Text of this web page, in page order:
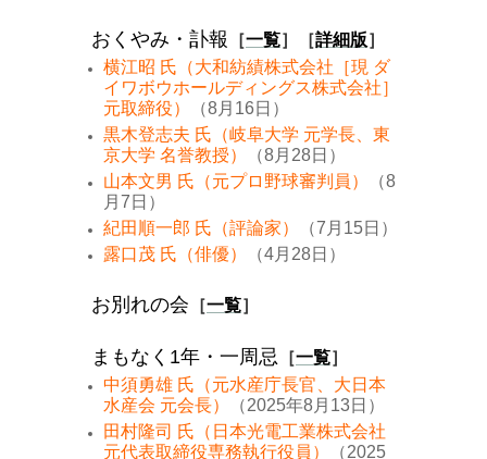
おくやみ・訃報 ［一覧］［詳細版］
横江昭 氏（大和紡績株式会社［現 ダ
イワボウホールディングス株式会社］
元取締役）
（8月16日）
黒木登志夫 氏（岐阜大学 元学長、東
京大学 名誉教授）
（8月28日）
山本文男 氏（元プロ野球審判員）
（8
月7日）
紀田順一郎 氏（評論家）
（7月15日）
露口茂 氏（俳優）
（4月28日）
お別れの会 ［一覧］
まもなく1年・一周忌 ［一覧］
中須勇雄 氏（元水産庁長官、大日本
水産会 元会長）
（2025年8月13日）
田村隆司 氏（日本光電工業株式会社
元代表取締役専務執行役員）
（2025